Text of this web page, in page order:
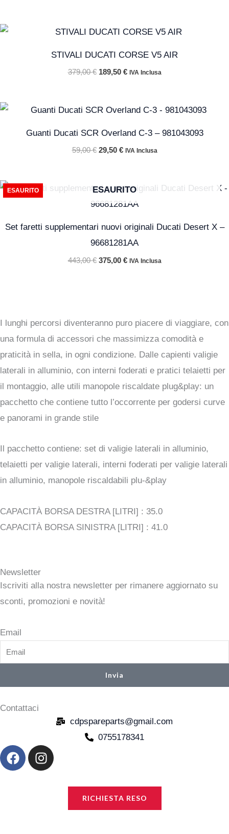
STIVALI DUCATI CORSE V5 AIR
379,00€
Il
era:
379,00 €.
189,50 €
Il
è:
189,50 €.
IVA Inclusa
Guanti Ducati SCR Overland C-3 – 981043093
59,00€
Il
era:
59,00 €.
29,50 €
Il
è:
29,50 €.
IVA Inclusa
ESAURITO ESAURITO
Set faretti supplementari nuovi originali Ducati Desert X –
96681281AA
443,00€
Il
prezzo
originale
443,00 €.
375,00 €
Il
prezzo
attuale
375,00 €.
IVA Inclusa
I lunghi percorsi diventeranno puro piacere di viaggiare, con
una formula di accessori che massimizza comodità e
praticità in sella, in ogni condizione. Dalle capienti valigie
laterali in alluminio, con interni foderati e pratici telaietti per
il montaggio, alle utili manopole riscaldate plug&play: un
pacchetto che contiene tutto l’occorrente per godersi curve
e panorami in grande stile
Il pacchetto contiene: set di valigie laterali in alluminio,
telaietti per valigie laterali, interni foderati per valigie laterali
in alluminio, manopole riscaldabili plu-&play
CAPACITÀ BORSA DESTRA [LITRI] : 35.0
CAPACITÀ BORSA SINISTRA [LITRI] : 41.0
Newsletter
Iscriviti alla nostra newsletter per rimanere aggiornato su
sconti, promozioni e novità!
Email
Invia
Contattaci
cdpspareparts@gmail.com
0755178341
F
a
I
n
RICHIESTA RESO